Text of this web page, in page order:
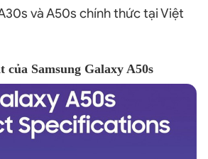
và A50s chính thức tại Việt
Samsung Galaxy A50s